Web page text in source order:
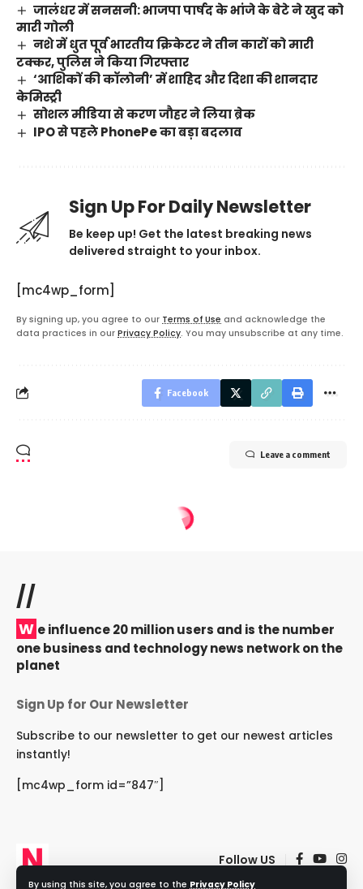
By using this site, you agree to the Privacy Policy
जालंधर में सनसनी: भाजपा पार्षद के भांजे के बेटे ने खुद को
मारी गोली
नशे में धुत पूर्व भारतीय क्रिकेटर ने तीन कारों को मारी
टक्कर, पुलिस ने किया गिरफ्तार
‘आशिकों की कॉलोनी’ में शाहिद और दिशा की शानदार
केमिस्ट्री
सोशल मीडिया से करण जौहर ने लिया ब्रेक
IPO से पहले PhonePe का बड़ा बदलाव
Sign Up For Daily Newsletter
Be keep up! Get the latest breaking news
delivered straight to your inbox.
[mc4wp_form]
By signing up, you agree to our Terms of Use and acknowledge the
data practices in our Privacy Policy. You may unsubscribe at any time.
Facebook
Leave a comment
//
W e influence 20 million users and is the number
one business and technology news network on the
planet
Sign Up for Our Newsletter
Subscribe to our newsletter to get our newest articles
instantly!
[mc4wp_form id=”847″]
Follow US